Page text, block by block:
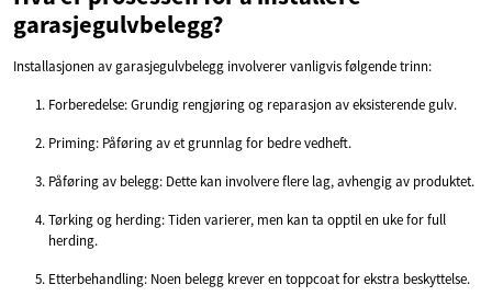
garasjegulvbelegg?
Installasjonen av garasjegulvbelegg involverer vanligvis følgende trinn:
Forberedelse: Grundig rengjøring og reparasjon av eksisterende gulv.
Priming: Påføring av et grunnlag for bedre vedheft.
Påføring av belegg: Dette kan involvere flere lag, avhengig av produktet.
Tørking og herding: Tiden varierer, men kan ta opptil en uke for full
herding.
Etterbehandling: Noen belegg krever en toppcoat for ekstra beskyttelse.